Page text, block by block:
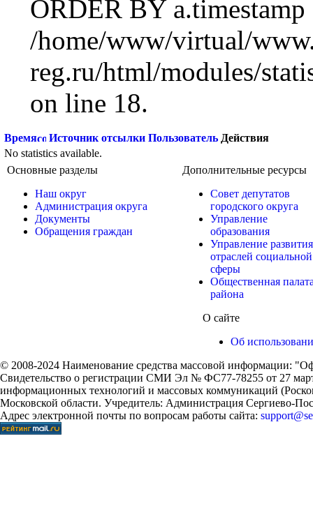
ORDER BY
/home/www/virtual/
reg.ru/html/modules/
on line 18.
Время Источник отсылки Пользователь Действия
No statistics available.
Основные разделы
Наш округ
Администрация округа
Документы
Обращения граждан
Дополнительные ресурсы
Совет депутатов
городского округа
Управление
образования
Управление развития
отраслей социальной
сферы
Общественная
района
О сайте
Об
© 2008-2024 Наименование средства массовой информации:
Свидетельство о регистрации СМИ Эл № ФС77-78255 от 27
информационных технологий и массовых коммуникаций
Московской области. Учредитель: Администрация Сергиево-
Адрес электронной почты по вопросам работы сайта: